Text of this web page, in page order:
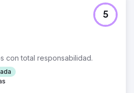
más conocidos de
y el resfriado. Se nos encargó
campaña digital para 2023,
anteriores con grandes cifras
vende sus productos en
clave y el producto está
de servicios de entrega de
con total responsabilidad.
5